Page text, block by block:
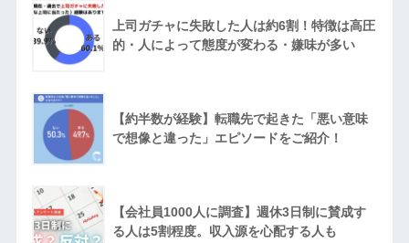
上司ガチャに失敗した人は約6割！特徴は高圧
的・人によって態度が変わる・嫌味が多い
【約半数が経験】転職先で起きた「悪い意味
で想像と違った」エピソードをご紹介！
【会社員1000人に調査】週休3日制に賛成す
る人は5割程度。収入源を心配する人も